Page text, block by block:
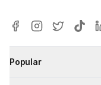
Popular